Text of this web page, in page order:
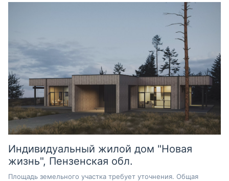
Индивидуальный жилой дом "Новая
жизнь", Пензенская обл.
Площадь земельного участка требует уточнения. Общая